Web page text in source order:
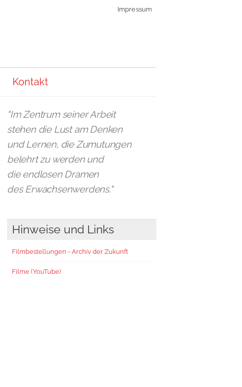
Impressum
Kontakt
"Im Zentrum seiner Arbeit
stehen die Lust am Denken
und Lernen, die Zumutungen
belehrt zu werden und
die endlosen Dramen
des Erwachsenwerdens."
Hinweise und Links
Filmbestellungen - Archiv der Zukunft
Filme (YouTube)